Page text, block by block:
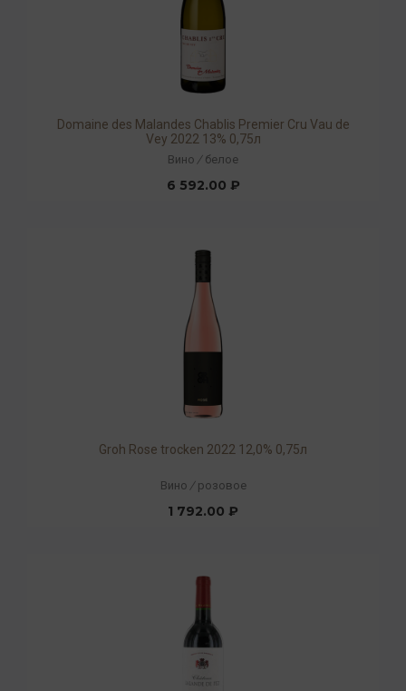
Domaine des Malandes Chablis Premier Cru Vau de
Vey 2022 13% 0,75л
Вино / белое
6 592.00 ₽
Groh Rose trocken 2022 12,0% 0,75л
Вино / розовое
1 792.00 ₽